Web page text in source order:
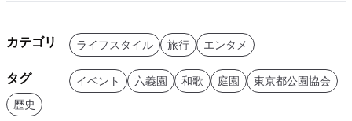
カテゴリ ライフスタイル 旅行 エンタメ
タグ イベント 六義園 和歌 庭園
東京都公園協会
歴史